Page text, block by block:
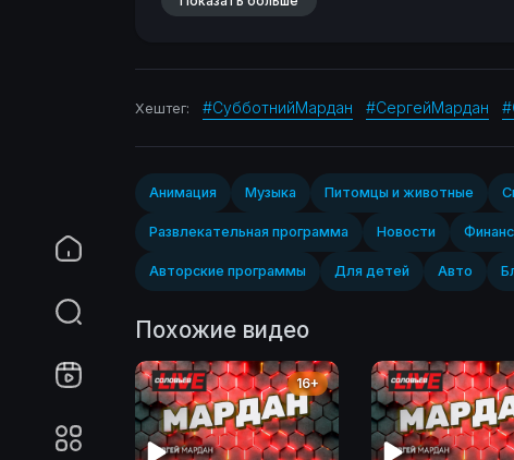
Хештег: #СубботнийМардан #СергейМардан
Анимация Музыка Питомцы и животные
Развлекательная программа Новости
Авторские программы Для детей Авто
Похожие видео
16+